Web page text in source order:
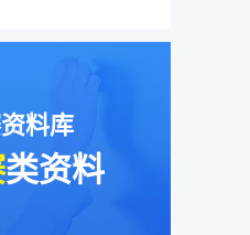
料库
类资料